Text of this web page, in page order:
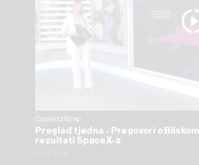
Connect Wrap
Pregled tjedna - Pregovori o
rezultati SpaceX-a